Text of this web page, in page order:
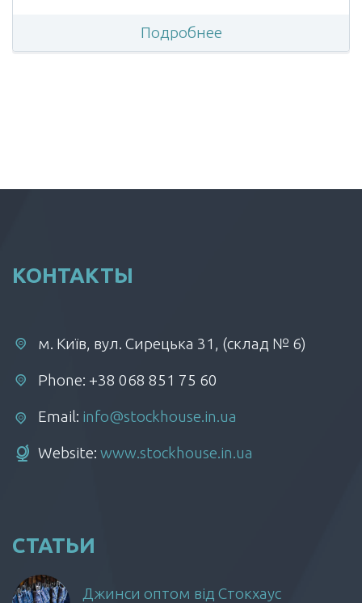
Подробнее
КОНТАКТЫ
м. Київ, вул. Сирецька 31, (склад № 6)
Phone: +38 068 851 75 60
Email: info@stockhouse.in.ua
Website: www.stockhouse.in.ua
СТАТЬИ
Джинси оптом від Стокхаус